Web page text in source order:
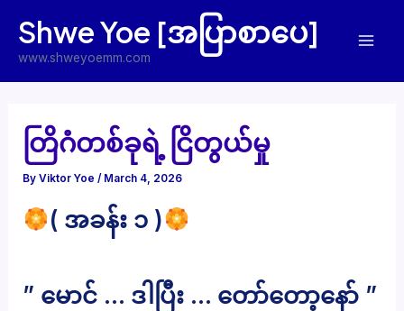
content
Shwe Yoe [အပြာစာပေ]
www.shweyoemm.com
တြိဂံတစ်ခုရဲ့ ငြိတွယ်မှု
ByViktor Yoe/ March 4, 2026
( အခန်း ၁ )
” မောင် … ဒါပြီး … တော်တော့နော် ”